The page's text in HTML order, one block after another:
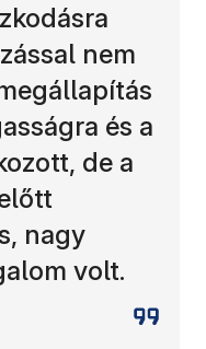
nem
és a
de a
nagy
volt.